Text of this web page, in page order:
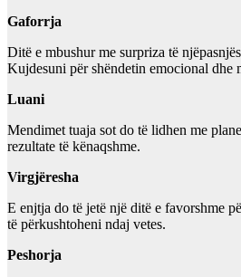
Gaforrja
Ditë e mbushur me surpriza të
Kujdesuni për shëndetin emocional dhe
Luani
Mendimet tuaja sot do të lidhen me
rezultate të kënaqshme.
Virgjëresha
E enjtja do të jetë një ditë e favorshme
të përkushtoheni ndaj vetes.
Peshorja